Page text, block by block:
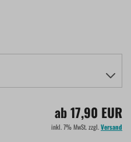
ab 17,90 EUR
inkl. 7% MwSt. zzgl.Versand